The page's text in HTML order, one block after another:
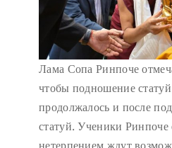
Лама Сопа Ринпоче
чтобы подношение
продолжалось и после
статуй. Ученики Ринпоче